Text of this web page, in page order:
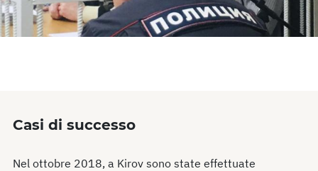
Casi di successo
Nel ottobre 2018, a Kirov sono state effettuate